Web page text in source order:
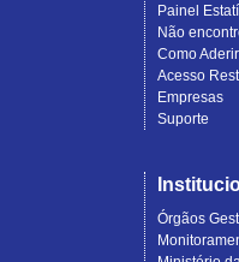
Painel
Não
Como
Acesso
Empresas
Suporte
Órgãos